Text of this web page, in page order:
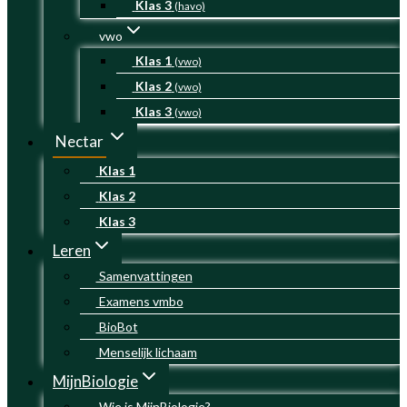
Klas 3 (havo)
vwo
Klas 1 (vwo)
Klas 2 (vwo)
Klas 3 (vwo)
Nectar
Klas 1
Klas 2
Klas 3
Leren
Samenvattingen
Examens vmbo
BioBot
Menselijk lichaam
MijnBiologie